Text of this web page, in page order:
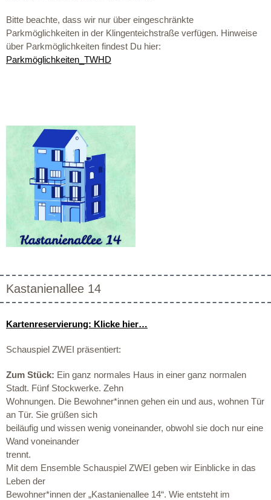
Bitte beachte, dass wir nur über eingeschränkte
Parkmöglichkeiten in der Klingenteichstraße verfügen. Hinweise
über Parkmöglichkeiten findest Du hier:
Parkmöglichkeiten_TWHD
Kastanienallee 14
Kartenreservierung: Klicke hier…
Schauspiel ZWEI präsentiert:
Zum Stück: Ein ganz normales Haus in einer ganz normalen
Stadt. Fünf Stockwerke. Zehn
Wohnungen. Die Bewohner*innen gehen ein und aus, wohnen Tür
an Tür. Sie grüßen sich
beiläufig und wissen wenig voneinander, obwohl sie doch nur eine
Wand voneinander
trennt.
Mit dem Ensemble Schauspiel ZWEI geben wir Einblicke in das
Leben der
Bewohner*innen der „Kastanienallee 14“. Wie entsteht im